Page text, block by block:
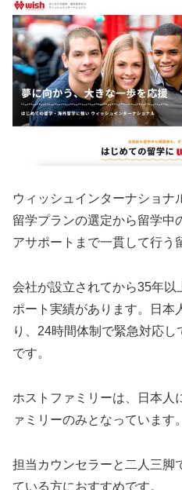
ウィッシュインターナショナ
留学プランの選定から留学中
アサポートまで一貫して行う
会社が設立されてから35年以
ポート実績があります。日本
り、24時間体制で緊急対応し
です。
ホストファミリーは、日本人
ァミリーのみとなっています。
担当カウンセラーと二人三脚
ている方におすすめです。